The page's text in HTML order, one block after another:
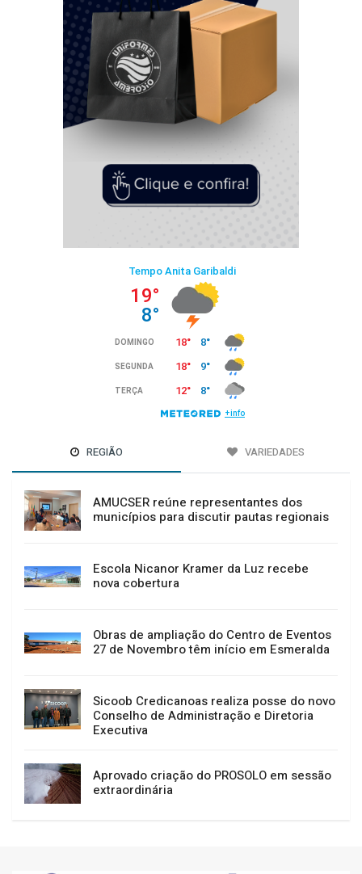
REGIÃO VARIEDADES
AMUCSER reúne representantes dos
municípios para discutir pautas regionais
Escola Nicanor Kramer da Luz recebe
nova cobertura
Obras de ampliação do Centro de Eventos
27 de Novembro têm início em Esmeralda
Sicoob Credicanoas realiza posse do novo
Conselho de Administração e Diretoria
Executiva
Aprovado criação do PROSOLO em sessão
extraordinária